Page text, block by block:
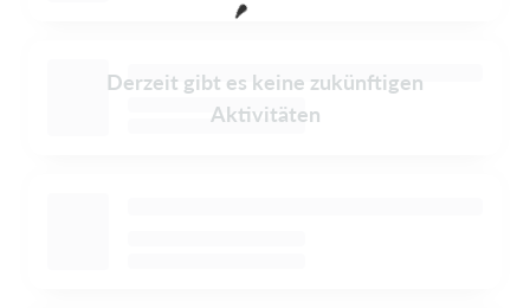
Derzeit gibt es keine zukünftigen
Aktivitäten